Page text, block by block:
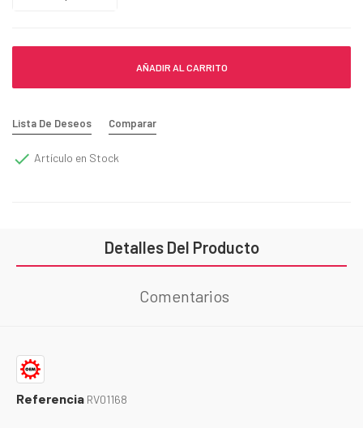
AÑADIR AL CARRITO
Lista De Deseos Comparar
 Artículo en Stock
Detalles Del Producto
Comentarios
Referencia RV01168